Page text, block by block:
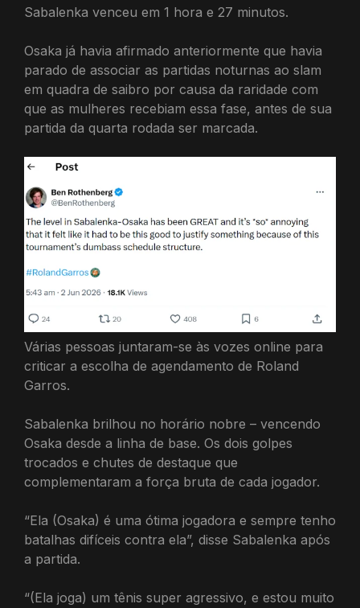
Sabalenka venceu em 1 hora e 27 minutos.
Osaka já havia afirmado anteriormente que havia
parado de associar as partidas noturnas ao slam
em quadra de saibro por causa da raridade com
que as mulheres recebiam essa fase, antes de sua
partida da quarta rodada ser marcada.
Várias pessoas juntaram-se às vozes online para
criticar a escolha de agendamento de Roland
Garros.
Sabalenka brilhou no horário nobre – vencendo
Osaka desde a linha de base. Os dois golpes
trocados e chutes de destaque que
complementaram a força bruta de cada jogador.
“Ela (Osaka) é uma ótima jogadora e sempre tenho
batalhas difíceis contra ela”, disse Sabalenka após
a partida.
“(Ela joga) um tênis super agressivo, e estou muito